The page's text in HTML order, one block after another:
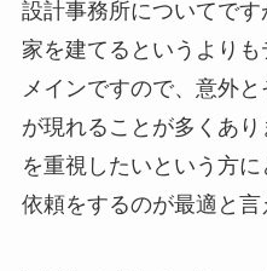
設計事務所についてで
家を建てるというより
メインですので、意外
が現れることが多くあ
を重視したいという方
依頼をするのが最適と言